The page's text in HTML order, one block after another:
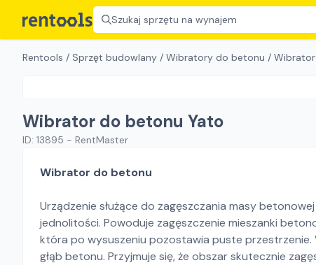
Szukaj sprzętu na wynajem
Rentools / Sprzęt budowlany / Wibratory do betonu /
Wibrator do betonu Yato
ID: 13895 - RentMaster
Wibrator do betonu
Urządzenie służące do zagęszczania masy
jednolitości. Powoduje zagęszczenie mieszanki
która po wysuszeniu pozostawia puste
głąb betonu. Przyjmuje się, że obszar skutecznie